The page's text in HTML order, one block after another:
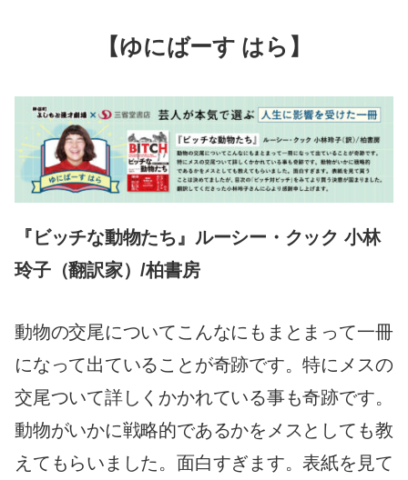
【ゆにばーす はら】
『ビッチな動物たち』ルーシー・クック 小林
玲子（翻訳家）/柏書房
動物の交尾についてこんなにもまとまって一冊
になって出ていることが奇跡です。特にメスの
交尾ついて詳しくかかれている事も奇跡です。
動物がいかに戦略的であるかをメスとしても教
えてもらいました。面白すぎます。表紙を見て